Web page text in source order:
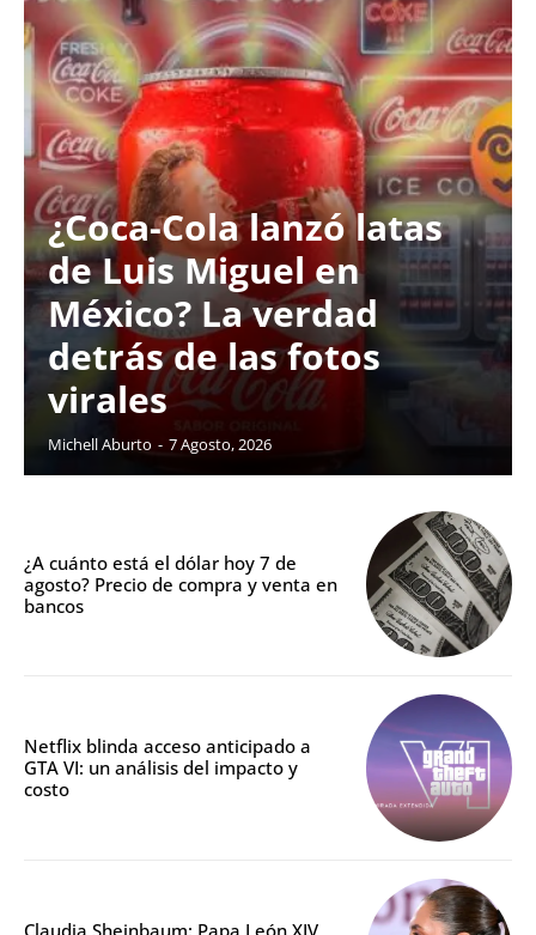
¿Coca-Cola lanzó latas
de Luis Miguel en
México? La verdad
detrás de las fotos
virales
Michell Aburto - 7 Agosto, 2026
¿A cuánto está el dólar hoy 7 de
agosto? Precio de compra y venta en
bancos
Netflix blinda acceso anticipado a
GTA VI: un análisis del impacto y
costo
Claudia Sheinbaum: Papa León XIV